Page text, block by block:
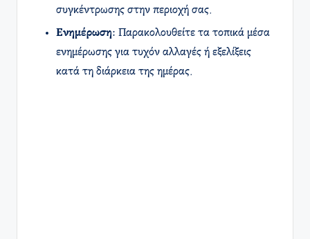
συγκέντρωσης στην περιοχή σας.​
Ενημέρωση: Παρακολουθείτε τα τοπικά μέσα
ενημέρωσης για τυχόν αλλαγές ή εξελίξεις
κατά τη διάρκεια της ημέρας.​